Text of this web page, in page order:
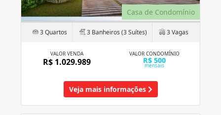
Casa de Condomínio
3 Quartos 3 Banheiros (3 Suítes) 3 Vagas
VALOR VENDA
R$ 1.029.989
VALOR CONDOMÍNIO
R$ 500
mensais
Veja mais informações